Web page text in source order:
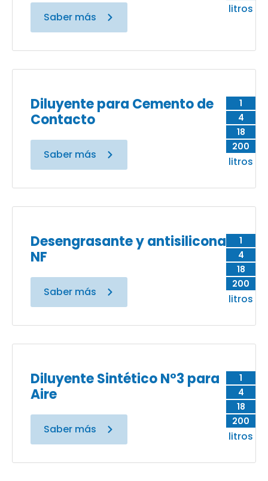
litros
Saber más
1
4
18
200
litros
Diluyente para Cemento de
Contacto
Saber más
1
4
18
200
litros
Desengrasante y antisilicona
NF
Saber más
1
4
18
200
litros
Diluyente Sintético N°3 para
Aire
Saber más